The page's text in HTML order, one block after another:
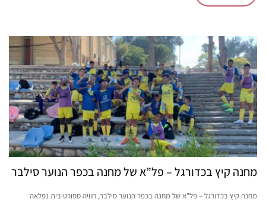
מחנה קיץ בכדורגל – פל”א של מחנה בכפר הנוער סילבר
מחנה קיץ בכדורגל – פל”א של מחנה בכפר הנוער סילבר, חוויה ספורטיבית נפלאה